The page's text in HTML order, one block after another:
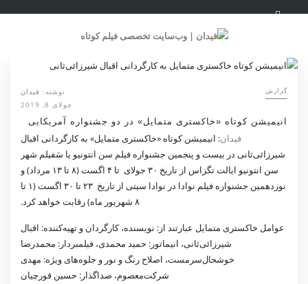
گزارش نوشته: فیدان
جولای 8, 2019
انیمیشن کوتاه «خاکستری متمایل» در دو جشنواره آمریکایی
فیدان: انیمیشن کوتاه «خاکستری متمایل» به کارگردانی اقبال
شیرزائی‌ثانی در بیست و پنجمین جشنواره فیلم سن انتونیو یا سَفیلم شهر
سن انتونیو ایالت تگزاس از تاریخ ۳۰ جولای تا ۴ اگست (۸ تا ۱۳ مرداد) و
نوزدهمین جشنواره فیلم نوادا در نوادا سیتی از تاریخ ۲۳ تا ۳۰ اگست (۱ تا
۸ شهریور ماه)‌ رقابت خواهد کرد.
عوامل خاکستری متمایل عبارتند از: نویسنده، کارگردان و تهیه‌کننده:‌ اقبال
شیرزائی‌ثانی، انیماتور: حمید محمدی، فیلمبردار: محمدرضا
خوشحال‌سرمست، اصلاح رنگ و نور و جلوه‌های ویژه: مهدی
شرکت‌معصوم، صداگذار: حسین قورچیان